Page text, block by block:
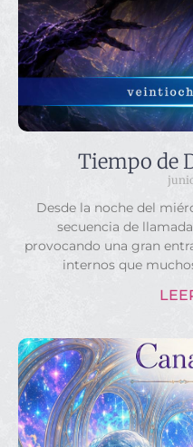
Tiempo de
Desde la noche del
secuencia de
provocando una gran
internos que